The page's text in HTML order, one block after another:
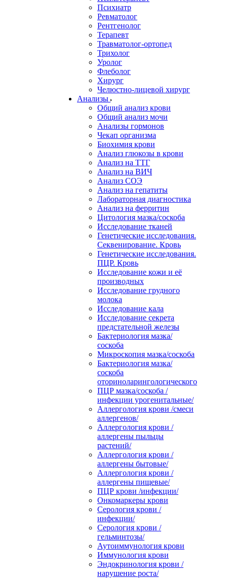
Психиатр
Ревматолог
Рентгенолог
Терапевт
Травматолог-ортопед
Трихолог
Уролог
Флеболог
Хирург
Челюстно-лицевой хирург
Анализы
Общий анализ крови
Общий анализ мочи
Анализы гормонов
Чекап организма
Биохимия крови
Анализ глюкозы в крови
Анализ на ТТГ
Анализ на ВИЧ
Анализ СОЭ
Анализ на гепатиты
Лабораторная диагностика
Анализ на ферритин
Цитология мазка/соскоба
Исследование тканей
Генетические исследования.
Секвенирование. Кровь
Генетические исследования.
ПЦР. Кровь
Исследование кожи и её
производных
Исследование грудного
молока
Исследование кала
Исследование секрета
предстательной железы
Бактериология мазка/
соскоба
Микроскопия мазка/соскоба
Бактериология мазка/
соскоба
оториноларингологического
ПЦР мазка/соскоба /
инфекции урогенитальные/
Аллергология крови /смеси
аллергенов/
Аллергология крови /
аллергены пыльцы
растений/
Аллергология крови /
аллергены бытовые/
Аллергология крови /
аллергены пищевые/
ПЦР крови /инфекции/
Онкомаркеры крови
Серология крови /
инфекции/
Серология крови /
гельминтозы/
Аутоиммунология крови
Иммунология крови
Эндокринология крови /
нарушение роста/